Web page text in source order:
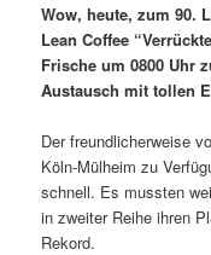
Wow, heute, zum 90.
Lean Coffee
Frische um 0800 Uhr
Austausch mit tollen
Der freundlicherweise
Köln-Mülheim zu
schnell. Es mussten
in zweiter Reihe ihren
Rekord.